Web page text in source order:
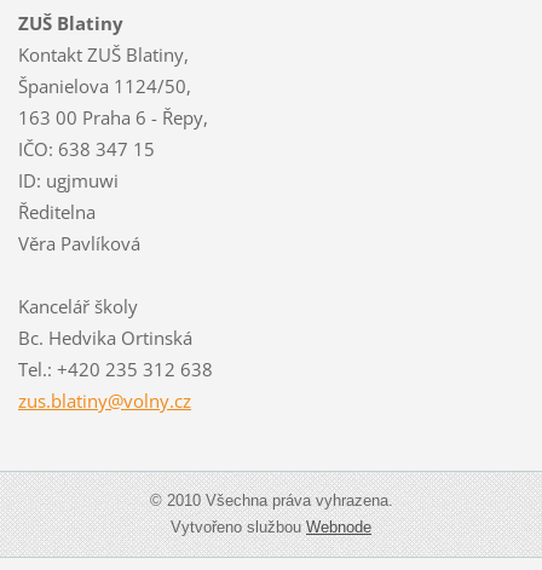
ZUŠ Blatiny
Kontakt ZUŠ Blatiny,
Španielova 1124/50,
163 00 Praha 6 - Řepy,
IČO: 638 347 15
ID: ugjmuwi
Ředitelna
Věra Pavlíková
Kancelář školy
Bc. Hedvika Ortinská
Tel.: +420 235 312 638
zus.blatiny@volny.cz
© 2010 Všechna práva vyhrazena.
Vytvořeno službouWebnode